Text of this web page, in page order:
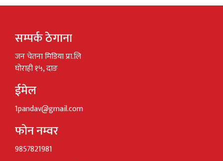
सम्पर्क ठेगाना
जन चेतना मिडिया प्रा.लि
घोराही १५, दाङ
ईमेल
1pandav@gmail.com
फोन नम्वर
9857821981